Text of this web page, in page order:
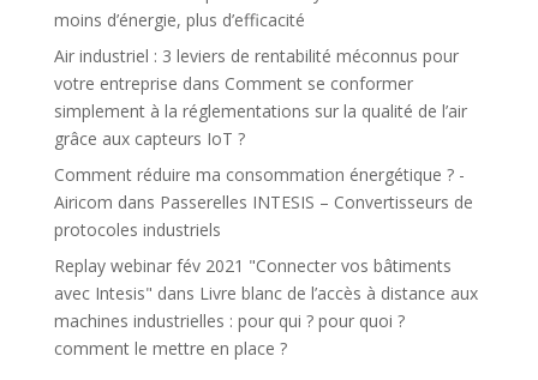
moins d’énergie, plus d’efficacité
Air industriel : 3 leviers de rentabilité méconnus pour
votre entreprise dans Comment se conformer
simplement à la réglementations sur la qualité de l’air
grâce aux capteurs IoT ?
Comment réduire ma consommation énergétique ? -
Airicom dans Passerelles INTESIS – Convertisseurs de
protocoles industriels
Replay webinar fév 2021 "Connecter vos bâtiments
avec Intesis" dans Livre blanc de l’accès à distance aux
machines industrielles : pour qui ? pour quoi ?
comment le mettre en place ?